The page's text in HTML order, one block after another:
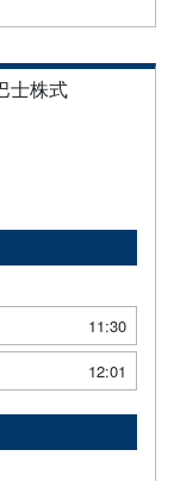
士株式
11:30
12:01